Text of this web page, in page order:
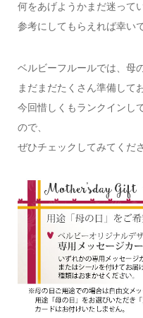
何をあげようかまだ迷って
参考にしてもらえれば幸い
ベルビーフルールでは、母
まだまだたくさん準備して
今回惜しくもランクインし
ので、
ぜひチェックしてみてくだ